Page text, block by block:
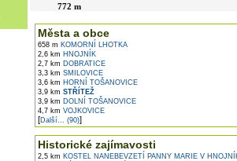
772 m
Města a obce
658 m KOMORNÍ LHOTKA
2,6 km HNOJNÍK
2,7 km DOBRATICE
3,3 km SMILOVICE
3,6 km HORNÍ TOŠANOVICE
3,9 km STŘÍTEŽ
3,9 km DOLNÍ TOŠANOVICE
4,7 km VOJKOVICE
[Další... (90)]
Historické zajímavosti
2,5 km KOSTEL NANEBEVZETÍ PANNY MARIE V